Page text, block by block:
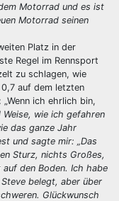
Motorrad und es ist
Motorrad seinen
Platz in der
Regel im Rennsport
zu schlagen, wie
auf dem letzten
ich ehrlich bin,
wie ich gefahren
das ganze Jahr
und sagte mir: „Das
Sturz, nichts Großes,
den Boden. Ich habe
belegt, aber über
Glückwunsch